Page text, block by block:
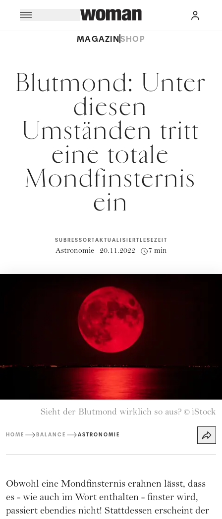
MAGAZINSHOP
Blutmond: Unter
diesen
Umständen tritt
eine totale
Mondfinsternis
ein
SUBRESSORT
Astronomie
AKTUALISIERT
20.11.2022
LESEZEIT
7 min
Sieht der Blutmond wirklich so aus? © iStock
HOME BALANCE ASTRONOMIE
Obwohl eine Mondfinsternis erahnen lässt, dass
es - wie auch im Wort enthalten - finster wird,
passiert ebendies nicht! Stattdessen erscheint der